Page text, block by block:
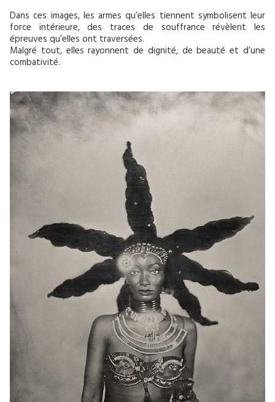
Dans ces images, les armes qu’elles tiennent symbolisent leur
force intérieure, des traces de souffrance révèlent les
épreuves qu’elles ont traversées.
Malgré tout, elles rayonnent de dignité, de beauté et d’une
combativité.